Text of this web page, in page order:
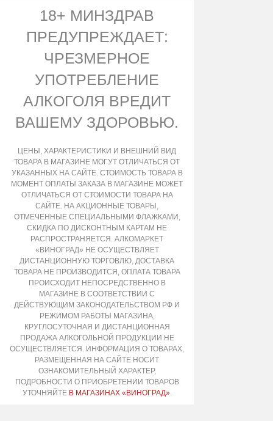
18+ МИНЗДРАВ
ПРЕДУПРЕЖДАЕТ:
ЧРЕЗМЕРНОЕ
УПОТРЕБЛЕНИЕ
АЛКОГОЛЯ ВРЕДИТ
ВАШЕМУ ЗДОРОВЬЮ.
ЦЕНЫ, ХАРАКТЕРИСТИКИ И ВНЕШНИЙ ВИД
ТОВАРА В МАГАЗИНЕ МОГУТ ОТЛИЧАТЬСЯ ОТ
УКАЗАННЫХ НА САЙТЕ. СТОИМОСТЬ ТОВАРА В
МОМЕНТ ОПЛАТЫ ЗАКАЗА В МАГАЗИНЕ МОЖЕТ
ОТЛИЧАТЬСЯ ОТ СТОИМОСТИ ТОВАРА НА
САЙТЕ. НА АКЦИОННЫЕ ТОВАРЫ,
ОТМЕЧЕННЫЕ СПЕЦИАЛЬНЫМИ ФЛАЖКАМИ,
СКИДКА ПО ДИСКОНТНЫМ КАРТАМ НЕ
РАСПРОСТРАНЯЕТСЯ. АЛКОМАРКЕТ
«ВИНОГРАД» НЕ ОСУЩЕСТВЛЯЕТ
ДИСТАНЦИОННУЮ ТОРГОВЛЮ, ДОСТАВКА
ТОВАРА НЕ ПРОИЗВОДИТСЯ, ОПЛАТА ТОВАРА
ПРОИСХОДИТ НЕПОСРЕДСТВЕННО В
МАГАЗИНЕ В СООТВЕТСТВИИ С
ДЕЙСТВУЮЩИМ ЗАКОНОДАТЕЛЬСТВОМ РФ И
РЕЖИМОМ РАБОТЫ МАГАЗИНА,
КРУГЛОСУТОЧНАЯ И ДИСТАНЦИОННАЯ
ПРОДАЖА АЛКОГОЛЬНОЙ ПРОДУКЦИИ НЕ
ОСУЩЕСТВЛЯЕТСЯ. ИНФОРМАЦИЯ О ТОВАРАХ,
РАЗМЕЩЕННАЯ НА САЙТЕ НОСИТ
ОЗНАКОМИТЕЛЬНЫЙ ХАРАКТЕР,
ПОДРОБНОСТИ О ПРИОБРЕТЕНИИ ТОВАРОВ
УТОЧНЯЙТЕ В МАГАЗИНАХ «ВИНОГРАД».